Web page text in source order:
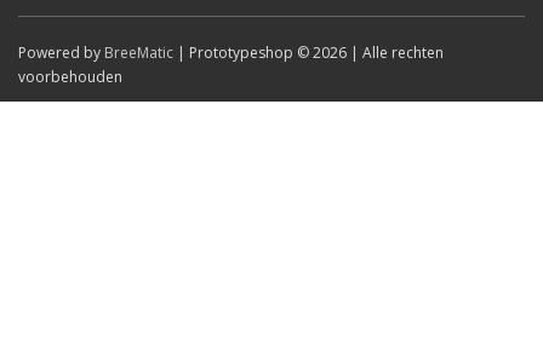
Powered by BreeMatic | Prototypeshop © 2026 | Alle rechten
voorbehouden